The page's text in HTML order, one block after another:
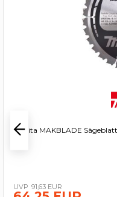
Makita MAKBLADE
91,63 EUR